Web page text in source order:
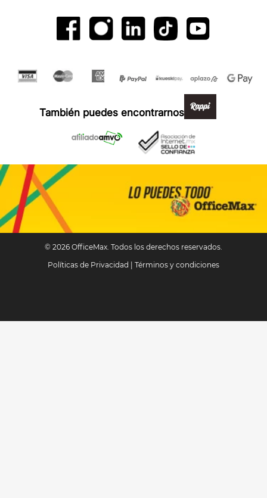
Formas de pago y compra 100% segura
También puedes encontrarnos en:
© 2026 OfficeMax. Todos los derechos reservados.
Políticas de Privacidad
Términos y condiciones